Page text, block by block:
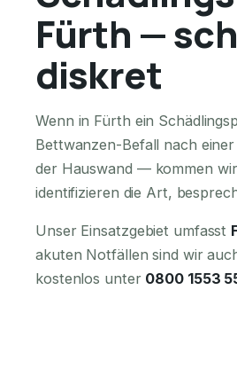
Fürth —
diskret
Wenn in Fürth ein
Bettwanzen-Befall nach
der Hauswand — kommen
identifizieren die Art,
Unser Einsatzgebiet umfasst
akuten Notfällen sind wir
kostenlos unter 0800 1553